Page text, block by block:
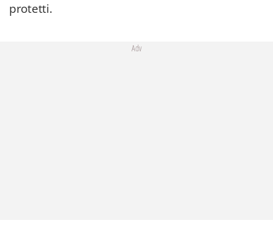
protetti.
Adv